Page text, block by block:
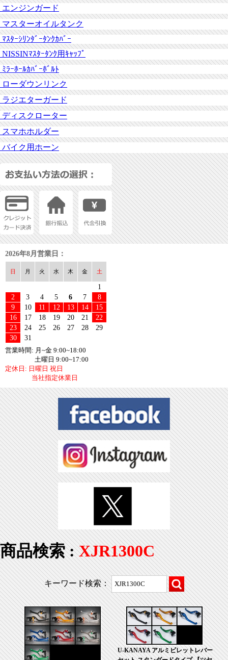
エンジンガード
マスターオイルタンク
ﾏｽﾀｰｼﾘﾝﾀﾞｰﾀﾝｸｶﾊﾞｰ
NISSINﾏｽﾀｰﾀﾝｸ用ｷｬｯﾌﾟ
ﾐﾗｰﾎｰﾙｶﾊﾞｰﾎﾞﾙﾄ
ローダウンリンク
ラジエターガード
ディスクローター
スマホホルダー
バイク用ホーン
2026年8月営業日：
日 月 火 水 木 金 土
1
2
3 4 5 6 7
8
9
10 11 12 13 14
15
16
17 18 19 20 21
22
23
24 25 26 27 28
29
30
31
営業時間: 月~金 9:00~18:00
土曜日 9:00~17:00
定休日: 日曜日 祝日
当社指定休業日
商品検索 :XJR1300C
キーワード検索：
U-KANAYA アルミビレットレバー